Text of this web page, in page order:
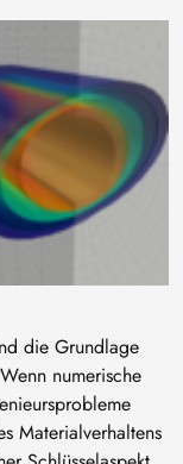
die Grundlage
numerische
Materialverhaltens